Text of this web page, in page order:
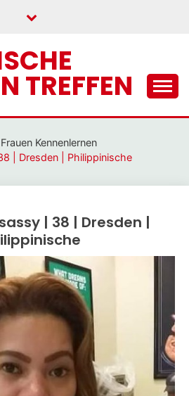
to
TREFFEN
Kennenlernen
| Dresden | Philippinische
| 38 | Dresden |